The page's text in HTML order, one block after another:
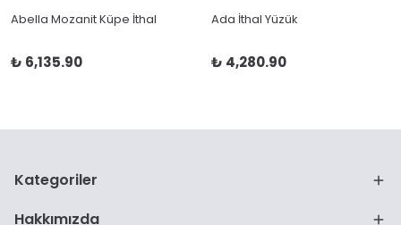
Abella Mozanit Küpe İthal
₺ 6,135.90
Ada İthal Yüzük
₺ 4,280.90
Kategoriler
Hakkımızda